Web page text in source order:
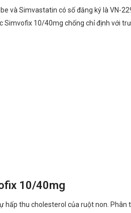
và Simvastatin có số đăng ký là VN-
10/40mg chống chỉ định với
10/40mg
thu cholesterol của ruột non.